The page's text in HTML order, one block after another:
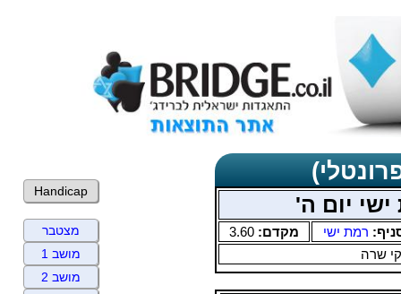
יום ה'
רמת ישי מקדם: 3.60
שרה
Handicap
מצטבר
מושב 1
מושב 2